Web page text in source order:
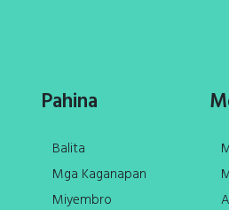
Pahina
Balita
Mga Kaganapan
Miyembro